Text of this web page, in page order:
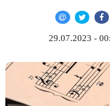
29.07.2023 -